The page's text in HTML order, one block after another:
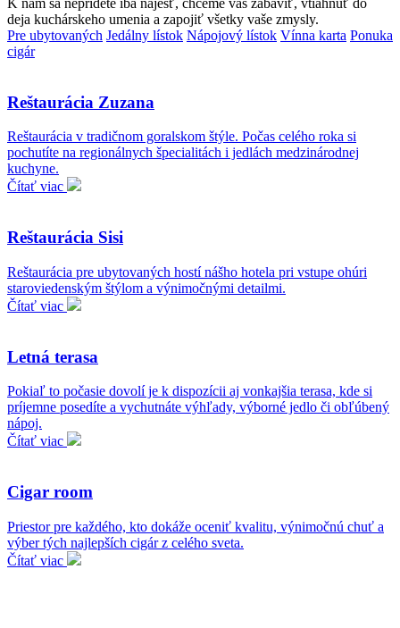
K nám sa neprídete iba najesť, chceme vás zabaviť, vtiahnuť do
deja kuchárskeho umenia a zapojiť všetky vaše zmysly.
Pre ubytovaných Jedálny lístok Nápojový lístok Vínna karta Ponuka
cigár
Reštaurácia Zuzana
Reštaurácia v tradičnom goralskom štýle. Počas celého roka si
pochutíte na regionálnych špecialitách i jedlách medzinárodnej
kuchyne.
Čítať viac
Reštaurácia Sisi
Reštaurácia pre ubytovaných hostí nášho hotela pri vstupe ohúri
staroviedenským štýlom a výnimočnými detailmi.
Čítať viac
Letná terasa
Pokiaľ to počasie dovolí je k dispozícii aj vonkajšia terasa, kde si
príjemne posedíte a vychutnáte výhľady, výborné jedlo či obľúbený
nápoj.
Čítať viac
Cigar room
Priestor pre každého, kto dokáže oceniť kvalitu, výnimočnú chuť a
výber tých najlepších cigár z celého sveta.
Čítať viac